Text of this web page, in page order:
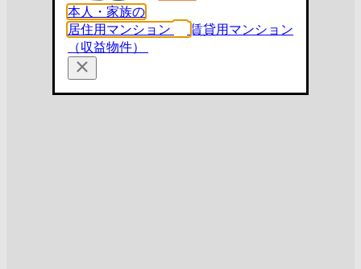
本人・家族の
居住用マンション
賃貸用マンション
（収益物件）